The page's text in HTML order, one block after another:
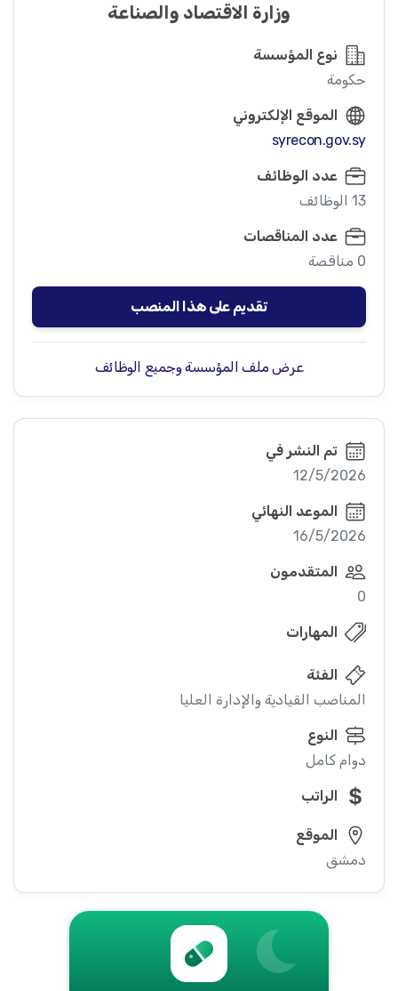
وزارة الاقتصاد والصناعة
نوع المؤسسة
حكومة
الموقع الإلكتروني
syrecon.gov.sy
عدد الوظائف
13 الوظائف
عدد المناقصات
0 مناقصة
تقديم على هذا المنصب
عرض ملف المؤسسة وجميع الوظائف
تم النشر في
12/5/2026
الموعد النهائي
16/5/2026
المتقدمون
0
المهارات
الفئة
المناصب القيادية والإدارة العليا
النوع
دوام كامل
الراتب
الموقع
دمشق